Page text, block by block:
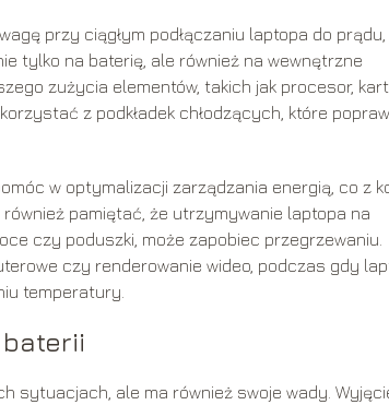
przy ciągłym podłączaniu laptopa do
tylko na baterię, ale również na wewnętrzne
zużycia elementów, takich jak procesor,
z podkładek chłodzących, które
w optymalizacji zarządzania energią, co z
pamiętać, że utrzymywanie laptopa na
czy poduszki, może zapobiec przegrzewaniu.
czy renderowanie wideo, podczas gdy
temperatury.
sytuacjach, ale ma również swoje wady.